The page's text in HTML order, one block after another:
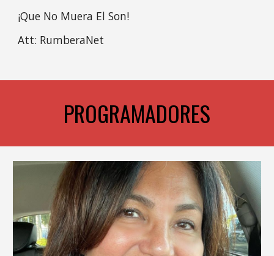
¡Que No Muera El Son!
Att: RumberaNet
PROGRAMADORES